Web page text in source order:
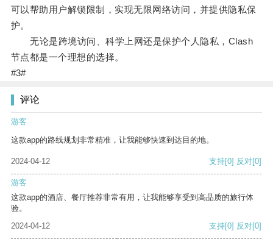
可以帮助用户解锁限制，实现无限网络访问，并提供隐私保
护。
无论是跨境访问、科学上网还是保护个人隐私，Clash
节点都是一个理想的选择。
#3#
评论
游客
这款app的路线规划非常精准，让我能够快速到达目的地。
2024-04-12 支持[0] 反对[0]
游客
这款app的酒店、餐厅推荐非常有用，让我能够享受到高品质的旅行体
验。
2024-04-12
支持[0] 反对[0]